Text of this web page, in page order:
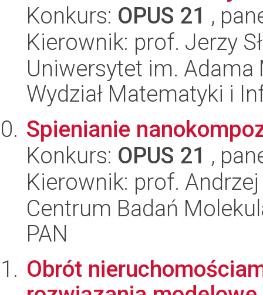
Konkurs: OPUS 21 ,
Kierownik: prof. Jerzy
Uniwersytet im.
Wydział Matematyki i
Spienianie
Konkurs: OPUS 21 ,
Kierownik: prof. Andrzej
Centrum Badań
PAN
Obrót